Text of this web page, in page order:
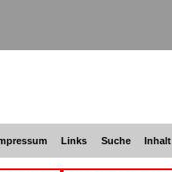
Links Suche Inhalt